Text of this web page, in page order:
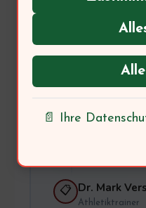
Thomas, 42
Hobbyläufer
Ich möchte
Ist das mit 42
📋 Dr. Mark
Athletiktrainer
📄 Ihre